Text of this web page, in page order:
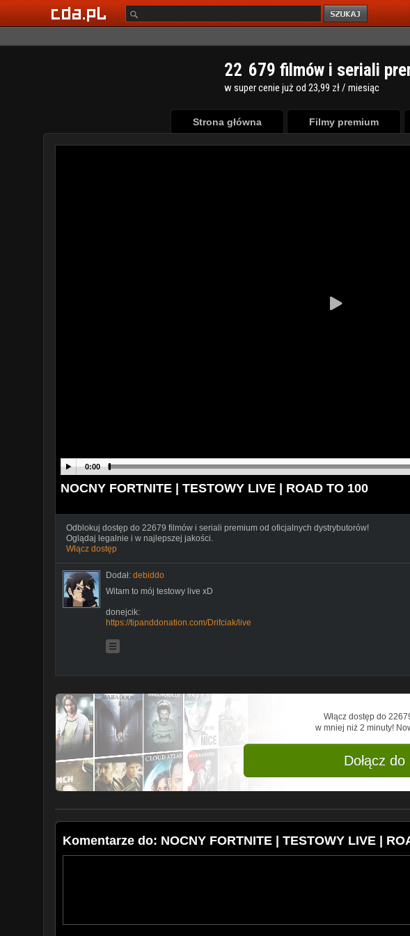
22 679 filmów i seriali
w super cenie już od 23,99 zł / miesiąc
Strona główna Filmy premium
0:00
NOCNY FORTNITE | TESTOWY LIVE | ROAD TO 100
Odblokuj dostęp do 22679 filmów i seriali premium od oficjalnych dystrybutorów!
Oglądaj legalnie i w najlepszej jakości.
Włącz dostęp
Dodał: debiddo
Witam to mój testowy live xD
donejcik:
https://tipanddonation.com/Drifciak/live
Włącz dostęp do
w mniej niż 2 minuty!
Dołącz
Komentarze do: NOCNY FORTNITE | TESTOWY LIVE |